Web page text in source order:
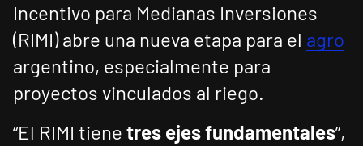
Incentivo para Medianas Inversiones
(RIMI) abre una nueva etapa para el agro
argentino, especialmente para
proyectos vinculados al riego.
“El RIMI tiene tres ejes fundamentales”,